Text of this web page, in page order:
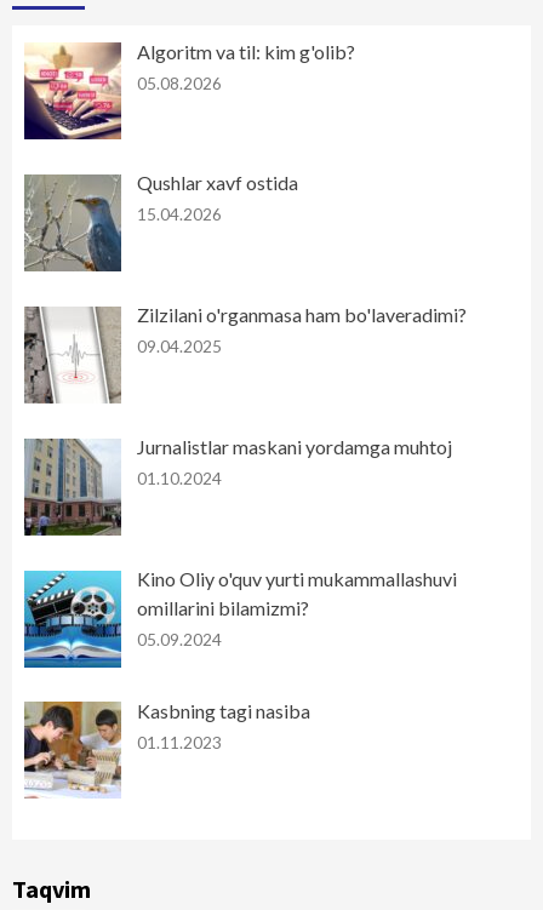
Algoritm va til: kim g'olib?
05.08.2026
Qushlar xavf ostida
15.04.2026
Zilzilani o'rganmasa ham bo'laveradimi?
09.04.2025
Jurnalistlar maskani yordamga muhtoj
01.10.2024
Kino Oliy o'quv yurti mukammallashuvi
omillarini bilamizmi?
05.09.2024
Kasbning tagi nasiba
01.11.2023
Taqvim